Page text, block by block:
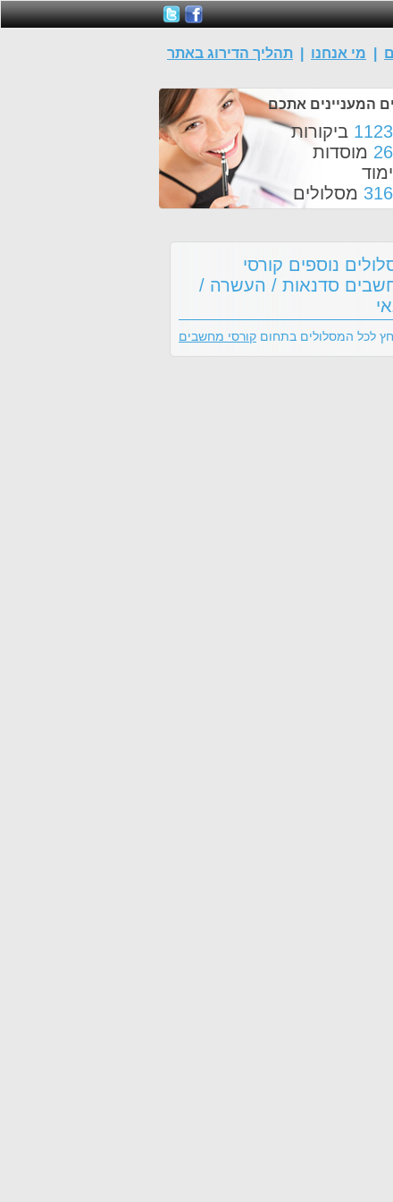
מי אנחנו תהליך הדירוג באתר
המעניינים אתכם
ביקורות
מוסדות
מסלולים
נוספים קורסי
סדנאות / העשרה /
לכל המסלולים בתחום קורסי מחשבים